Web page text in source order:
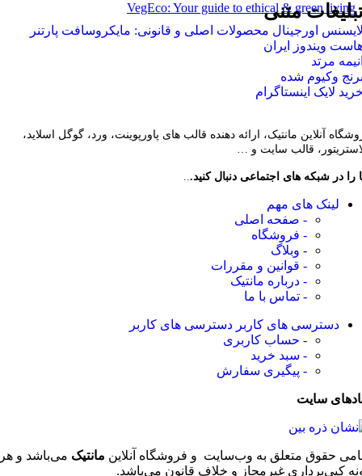
VegEco: Your guide to ethical & green living
متنی
اورجینال محصولات اصلی و قانونی: مایکروسافت پارتنر
ویندوز ایران
مرتد
وکیوم شده
لایک اینستاگرام
آنلاین مانتیک، ارائه دهنده قالب های پاورپوینت، ورد، گوگل اسلاید،
قالب سایت و …
را در شبکه های اجتماعی دنبال کنید...
لینک های مهم
- صفحه اصلی
- فروشگاه
- وبلاگ
- قوانین و مقررات
- درباره مانتیک
- تماس با ما
دسترسی های کاربر دسترسی های کاربر
- حساب کاربری
- سبد خرید
- پیگیری سفارش
سایت
حقوق متعلق به وب‌سایت و فروشگاه‌ آنلاین مانتیک می‌باشد و هر
کپی‌برداری غیرمجاز و خلاف قانون می‌باشد.